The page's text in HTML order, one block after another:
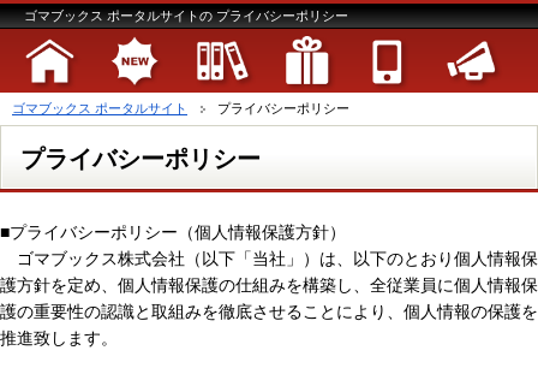
ゴマブックス ポータルサイトの プライバシーポリシー
ゴマブックス ポータルサイト プライバシーポリシー
プライバシーポリシー
■プライバシーポリシー（個人情報保護方針）
ゴマブックス株式会社（以下「当社」）は、以下のとおり個人情報保
護方針を定め、個人情報保護の仕組みを構築し、全従業員に個人情報保
護の重要性の認識と取組みを徹底させることにより、個人情報の保護を
推進致します。